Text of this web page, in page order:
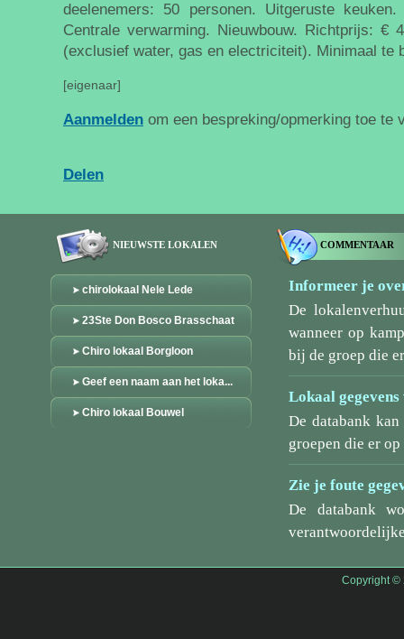
deelenemers: 50 personen. Uitgeruste
Centrale verwarming. Nieuwbouw. Richtprijs: €
(exclusief water, gas en electriciteit). Minimaal te
[eigenaar]
Aanmelden om een bespreking/opmerking toe te
Delen
NIEUWSTE LOKALEN
chirolokaal Nele Lede
23Ste Don Bosco Brasschaat
Chiro lokaal Borgloon
Geef een naam aan het loka...
Chiro lokaal Bouwel
COMMENTAAR
Informeer je
De
wanneer op
bij de groep die
Lokaal
De databank
groepen die er
Zie je foute
De databank
Copyright ©